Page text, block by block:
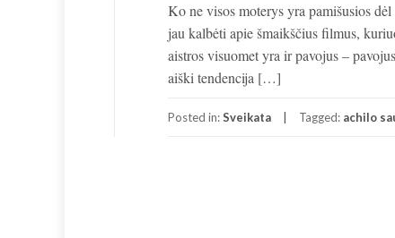
Ko ne visos moterys yra pamišusios
jau kalbėti apie šmaikščius filmus,
aistros visuomet yra ir pavojus –
aiški tendencija […]
Posted in:Sveikata Tagged: achilo